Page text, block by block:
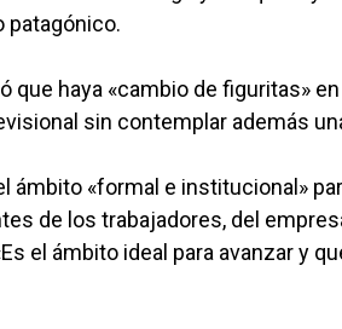
patagónico.
que haya «cambio de figuritas»
sin contemplar además
ámbito «formal e institucional»
de los trabajadores, del
el ámbito ideal para avanzar y